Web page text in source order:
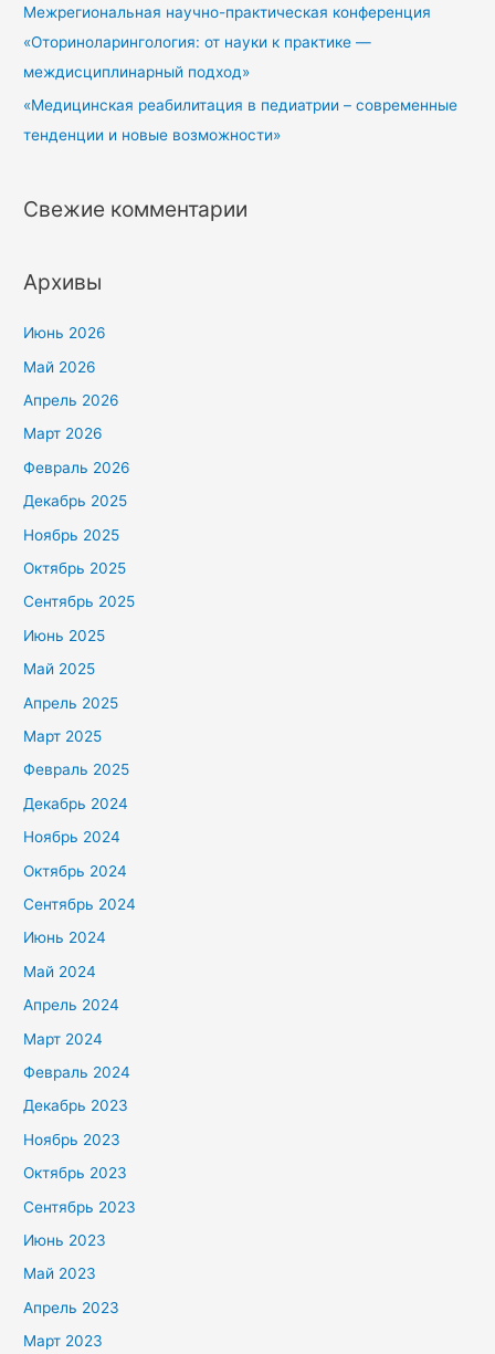
Межрегиональная научно-практическая конференция
«Оториноларингология: от науки к практике —
междисциплинарный подход»
«Медицинская реабилитация в педиатрии – современные
тенденции и новые возможности»
Свежие комментарии
Архивы
Июнь 2026
Май 2026
Апрель 2026
Март 2026
Февраль 2026
Декабрь 2025
Ноябрь 2025
Октябрь 2025
Сентябрь 2025
Июнь 2025
Май 2025
Апрель 2025
Март 2025
Февраль 2025
Декабрь 2024
Ноябрь 2024
Октябрь 2024
Сентябрь 2024
Июнь 2024
Май 2024
Апрель 2024
Март 2024
Февраль 2024
Декабрь 2023
Ноябрь 2023
Октябрь 2023
Сентябрь 2023
Июнь 2023
Май 2023
Апрель 2023
Март 2023